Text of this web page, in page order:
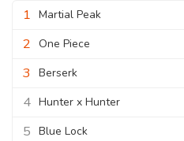
1 Martial Peak
2 One Piece
3 Berserk
4 Hunter x Hunter
5 Blue Lock